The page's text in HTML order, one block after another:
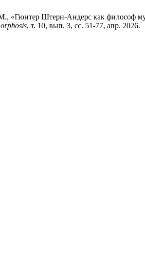
«Гюнтер Штерн-Андерс как философ
, т. 10, вып. 3, сс. 51-77, апр. 2026.